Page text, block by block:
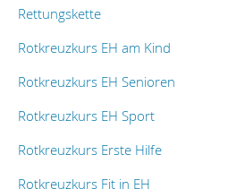
Rettungskette
Rotkreuzkurs EH am Kind
Rotkreuzkurs EH Senioren
Rotkreuzkurs EH Sport
Rotkreuzkurs Erste Hilfe
Rotkreuzkurs Fit in EH